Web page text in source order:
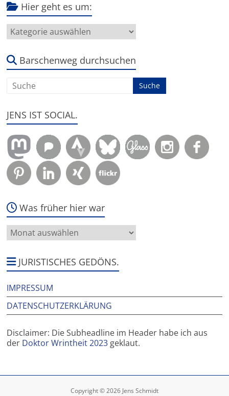
Hier geht es um:
Hier
geht
um:Barschenweg durchsuchen
JENS IST SOCIAL.
Was früher hier war
Was
früher
warJURISTISCHES GEDÖNS.
IMPRESSUM
DATENSCHUTZERKLÄRUNG
Disclaimer: Die Subheadline im Header habe ich aus
der Doktor Wrintheit 2023 geklaut.
Copyright © 2026 Jens Schmidt